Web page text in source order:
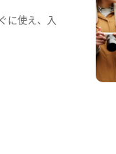
に使え、入